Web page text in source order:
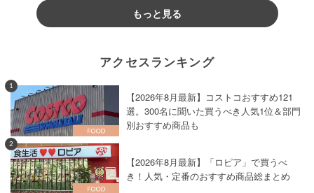
もっと見る
アクセスランキング
1
【2026年8月最新】コストコおすすめ121
選。300名に聞いた買うべき人気1位＆部門
別おすすめ商品も
2
【2026年8月最新】「ロピア」で買うべ
き！人気・定番のおすすめ商品総まとめ